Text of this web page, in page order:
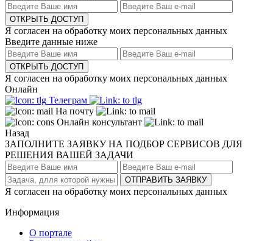
ОТКРЫТЬ ДОСТУП
Я согласен на обработку моих персональных данных
Введите данные ниже
ОТКРЫТЬ ДОСТУП
Я согласен на обработку моих персональных данных
Онлайн
Телеграм
На почту
Онлайн консультант
Назад
ЗАПОЛНИТЕ ЗАЯВКУ НА ПОДБОР СЕРВИСОВ ДЛЯ
РЕШЕНИЯ ВАШЕЙ ЗАДАЧИ
ОТПРАВИТЬ ЗАЯВКУ
Я согласен на обработку моих персональных данных
Информация
О портале